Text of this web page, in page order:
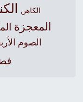
الكاهن
المعجزة
الصوم